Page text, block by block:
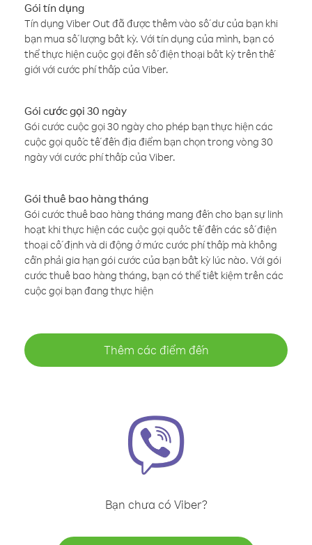
Gói tín dụng
Tín dụng Viber Out đã được thêm vào số dư của bạn khi
bạn mua số lượng bất kỳ. Với tín dụng của mình, bạn có
thể thực hiện cuộc gọi đến số điện thoại bất kỳ trên thế
giới với cước phí thấp của Viber.
Gói cước gọi 30 ngày
Gói cước cuộc gọi 30 ngày cho phép bạn thực hiện các
cuộc gọi quốc tế đến địa điểm bạn chọn trong vòng 30
ngày với cước phí thấp của Viber.
Gói thuê bao hàng tháng
Gói cước thuê bao hàng tháng mang đến cho bạn sự linh
hoạt khi thực hiện các cuộc gọi quốc tế đến các số điện
thoại cố định và di động ở mức cước phí thấp mà không
cần phải gia hạn gói cước của bạn bất kỳ lúc nào. Với gói
cước thuê bao hàng tháng, bạn có thể tiết kiệm trên các
cuộc gọi bạn đang thực hiện
Thêm các điểm đến
Bạn chưa có Viber?